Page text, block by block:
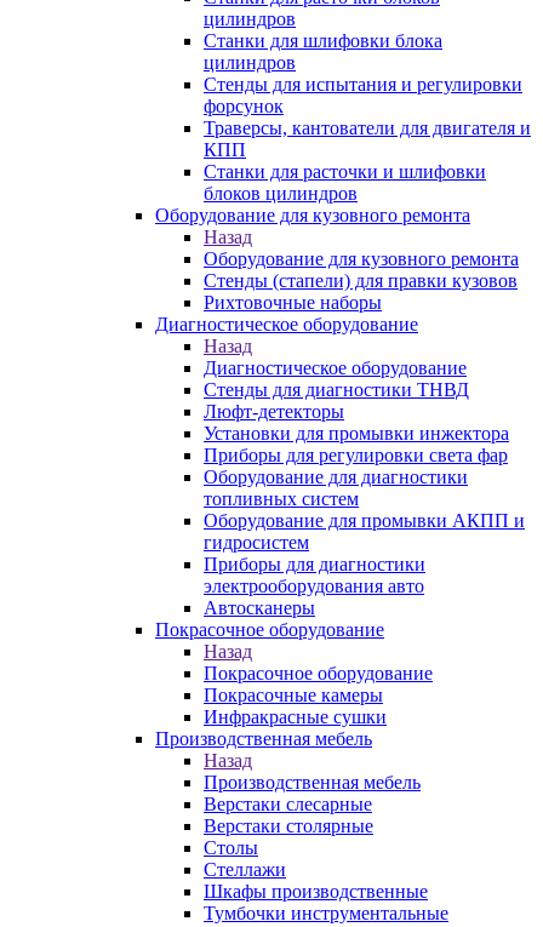
цилиндров
Станки для шлифовки блока
цилиндров
Стенды для испытания и регулировки
форсунок
Траверсы, кантователи для двигателя и
КПП
Станки для расточки и шлифовки
блоков цилиндров
Оборудование для кузовного ремонта
Назад
Оборудование для кузовного ремонта
Стенды (стапели) для правки кузовов
Рихтовочные наборы
Диагностическое оборудование
Назад
Диагностическое оборудование
Стенды для диагностики ТНВД
Люфт-детекторы
Установки для промывки инжектора
Приборы для регулировки света фар
Оборудование для диагностики
топливных систем
Оборудование для промывки АКПП и
гидросистем
Приборы для диагностики
электрооборудования авто
Автосканеры
Покрасочное оборудование
Назад
Покрасочное оборудование
Покрасочные камеры
Инфракрасные сушки
Производственная мебель
Назад
Производственная мебель
Верстаки слесарные
Верстаки столярные
Столы
Стеллажи
Шкафы производственные
Тумбочки инструментальные